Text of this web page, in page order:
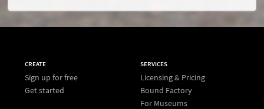
CREATE
Sign up for free
Get started
SERVICES
Licensing & Pricing
Bound Factory
For Museums